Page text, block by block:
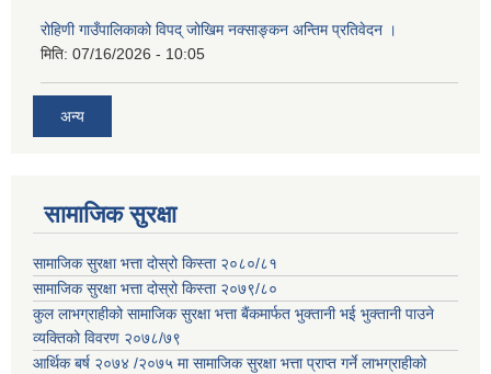
रोहिणी गाउँपालिकाको विपद् जोखिम नक्साङ्कन अन्तिम प्रतिवेदन ।
मिति: 07/16/2026 - 10:05
अन्य
सामाजिक सुरक्षा
सामाजिक सुरक्षा भत्ता दोस्रो किस्ता २०८०/८१
सामाजिक सुरक्षा भत्ता दोस्रो किस्ता २०७९/८०
कुल लाभग्राहीको सामाजिक सुरक्षा भत्ता बैंकमार्फत भुक्तानी भई भुक्तानी पाउने
व्यक्तिको विवरण २०७८/७९
आर्थिक बर्ष २०७४ /२०७५ मा सामाजिक सुरक्षा भत्ता प्राप्त गर्ने लाभग्राहीको